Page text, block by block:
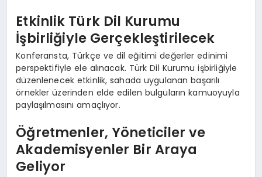
Etkinlik Türk Dil Kurumu
İşbirliğiyle Gerçekleştirilecek
Konferansta, Türkçe ve dil eğitimi değerler edinimi
perspektifiyle ele alınacak. Türk Dil Kurumu işbirliğiyle
düzenlenecek etkinlik, sahada uygulanan başarılı
örnekler üzerinden elde edilen bulguların kamuoyuyla
paylaşılmasını amaçlıyor.
Öğretmenler, Yöneticiler ve
Akademisyenler Bir Araya
Geliyor